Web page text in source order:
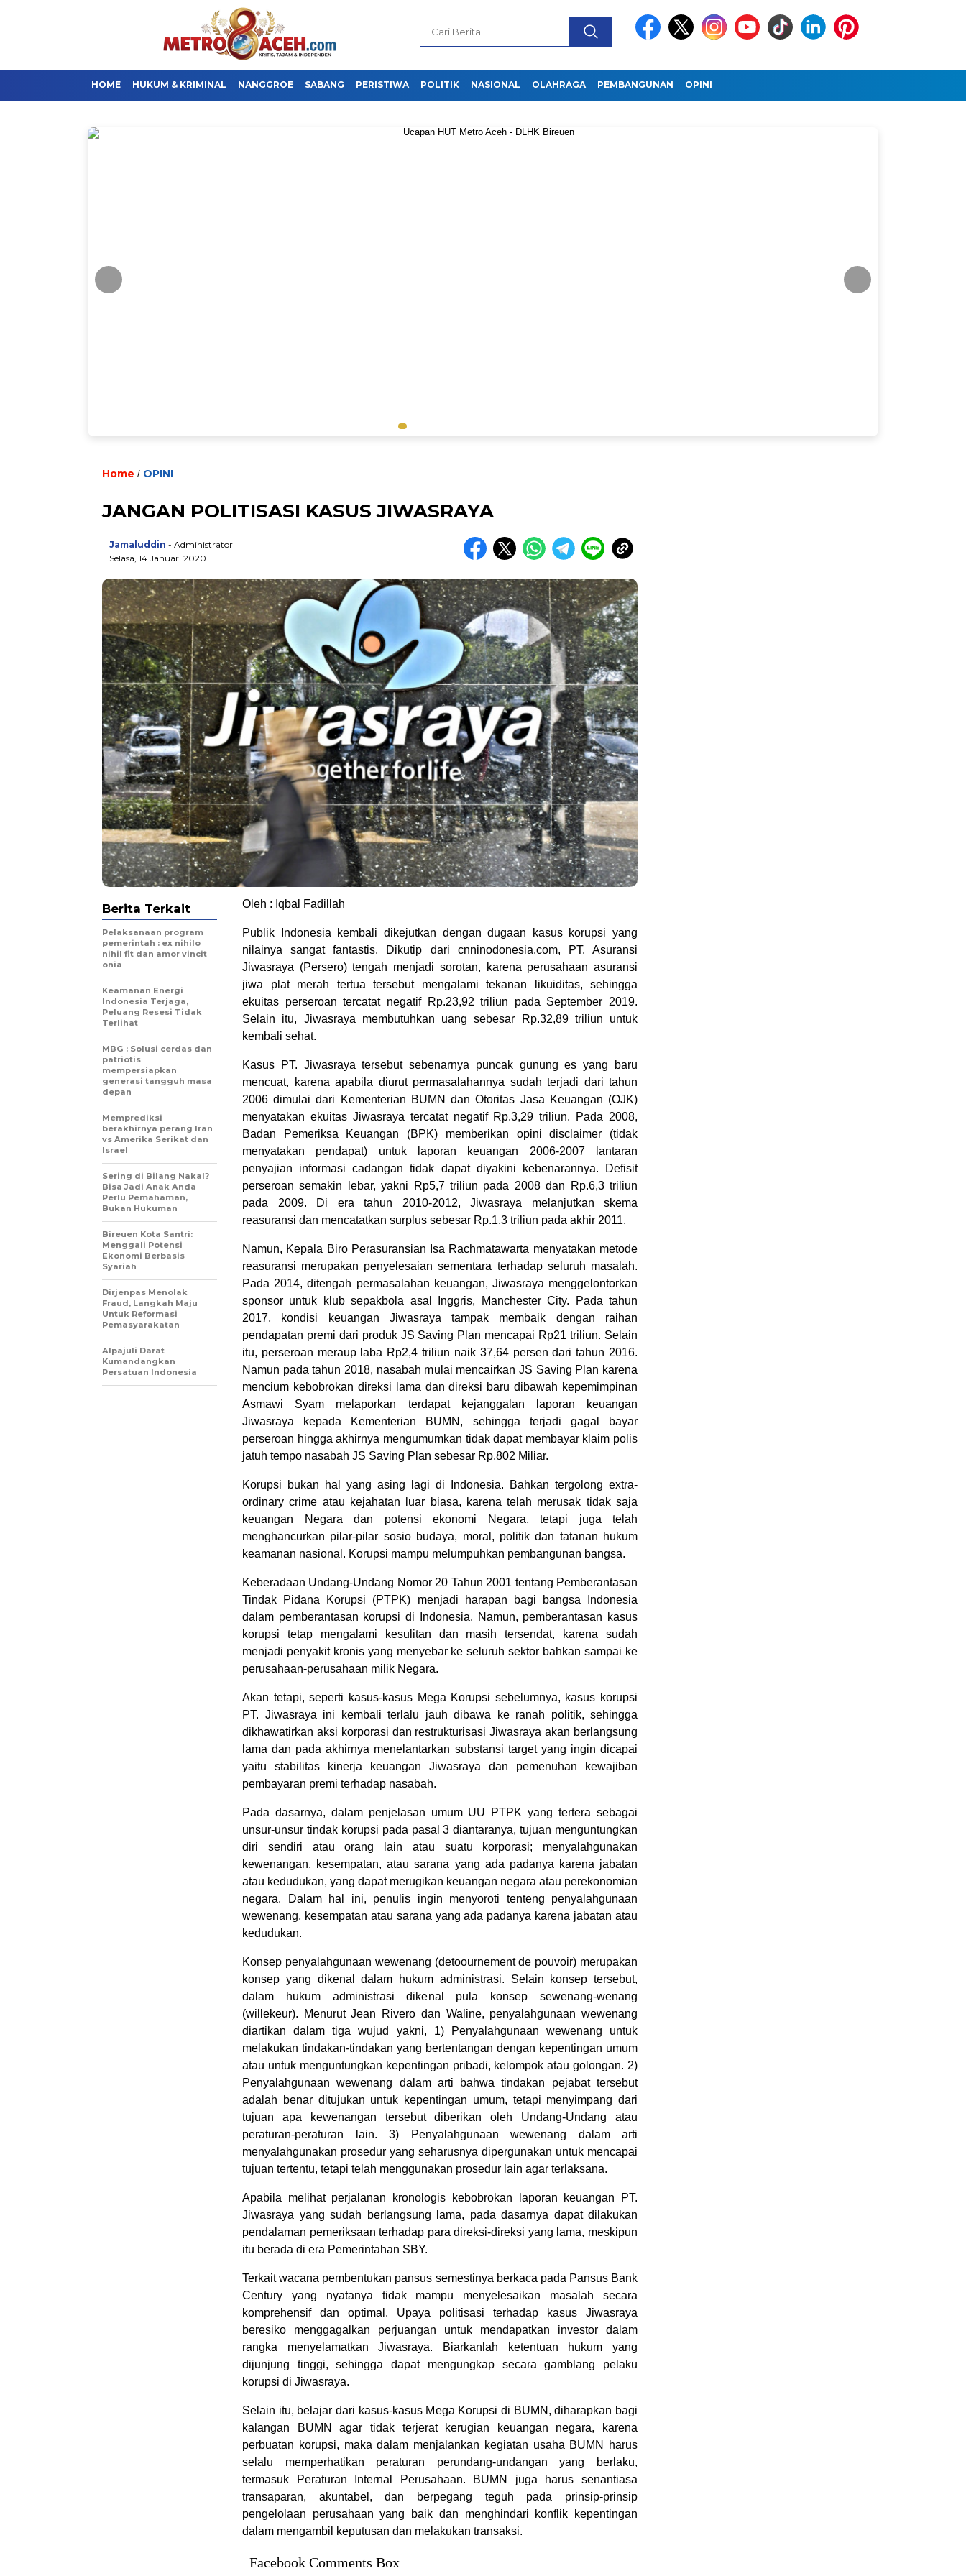
HOME HUKUM & KRIMINAL NANGGROE SABANG PERISTIWA POLITIK NASIONAL OLAHRAGA PEMBANGUNAN OPINI
Home / OPINI
JANGAN POLITISASI KASUS JIWASRAYA
Jamaluddin - Administrator
Selasa, 14 Januari 2020
Oleh : Iqbal Fadillah
Publik Indonesia kembali dikejutkan dengan dugaan kasus korupsi yang
nilainya sangat fantastis. Dikutip dari cnninodonesia.com, PT. Asuransi
Jiwasraya (Persero) tengah menjadi sorotan, karena perusahaan asuransi
jiwa plat merah tertua tersebut mengalami tekanan likuiditas, sehingga
ekuitas perseroan tercatat negatif Rp.23,92 triliun pada September 2019.
Selain itu, Jiwasraya membutuhkan uang sebesar Rp.32,89 triliun untuk
kembali sehat.
Kasus PT. Jiwasraya tersebut sebenarnya puncak gunung es yang baru
mencuat, karena apabila diurut permasalahannya sudah terjadi dari tahun
2006 dimulai dari Kementerian BUMN dan Otoritas Jasa Keuangan (OJK)
menyatakan ekuitas Jiwasraya tercatat negatif Rp.3,29 triliun. Pada 2008,
Badan Pemeriksa Keuangan (BPK) memberikan opini disclaimer (tidak
menyatakan pendapat) untuk laporan keuangan 2006-2007 lantaran
penyajian informasi cadangan tidak dapat diyakini kebenarannya. Defisit
perseroan semakin lebar, yakni Rp5,7 triliun pada 2008 dan Rp.6,3 triliun
pada 2009. Di era tahun 2010-2012, Jiwasraya melanjutkan skema
reasuransi dan mencatatkan surplus sebesar Rp.1,3 triliun pada akhir 2011.
Namun, Kepala Biro Perasuransian Isa Rachmatawarta menyatakan metode
reasuransi merupakan penyelesaian sementara terhadap seluruh masalah.
Pada 2014, ditengah permasalahan keuangan, Jiwasraya menggelontorkan
sponsor untuk klub sepakbola asal Inggris, Manchester City. Pada tahun
2017, kondisi keuangan Jiwasraya tampak membaik dengan raihan
pendapatan premi dari produk JS Saving Plan mencapai Rp21 triliun. Selain
itu, perseroan meraup laba Rp2,4 triliun naik 37,64 persen dari tahun 2016.
Namun pada tahun 2018, nasabah mulai mencairkan JS Saving Plan karena
mencium kebobrokan direksi lama dan direksi baru dibawah kepemimpinan
Asmawi Syam melaporkan terdapat kejanggalan laporan keuangan
Jiwasraya kepada Kementerian BUMN, sehingga terjadi gagal bayar
perseroan hingga akhirnya mengumumkan tidak dapat membayar klaim polis
jatuh tempo nasabah JS Saving Plan sebesar Rp.802 Miliar.
Korupsi bukan hal yang asing lagi di Indonesia. Bahkan tergolong extra-
ordinary crime atau kejahatan luar biasa, karena telah merusak tidak saja
keuangan Negara dan potensi ekonomi Negara, tetapi juga telah
menghancurkan pilar-pilar sosio budaya, moral, politik dan tatanan hukum
keamanan nasional. Korupsi mampu melumpuhkan pembangunan bangsa.
Keberadaan Undang-Undang Nomor 20 Tahun 2001 tentang Pemberantasan
Tindak Pidana Korupsi (PTPK) menjadi harapan bagi bangsa Indonesia
dalam pemberantasan korupsi di Indonesia. Namun, pemberantasan kasus
korupsi tetap mengalami kesulitan dan masih tersendat, karena sudah
menjadi penyakit kronis yang menyebar ke seluruh sektor bahkan sampai ke
perusahaan-perusahaan milik Negara.
Akan tetapi, seperti kasus-kasus Mega Korupsi sebelumnya, kasus korupsi
PT. Jiwasraya ini kembali terlalu jauh dibawa ke ranah politik, sehingga
dikhawatirkan aksi korporasi dan restrukturisasi Jiwasraya akan berlangsung
lama dan pada akhirnya menelantarkan substansi target yang ingin dicapai
yaitu stabilitas kinerja keuangan Jiwasraya dan pemenuhan kewajiban
pembayaran premi terhadap nasabah.
Pada dasarnya, dalam penjelasan umum UU PTPK yang tertera sebagai
unsur-unsur tindak korupsi pada pasal 3 diantaranya, tujuan menguntungkan
diri sendiri atau orang lain atau suatu korporasi; menyalahgunakan
kewenangan, kesempatan, atau sarana yang ada padanya karena jabatan
atau kedudukan, yang dapat merugikan keuangan negara atau perekonomian
negara. Dalam hal ini, penulis ingin menyoroti tenteng penyalahgunaan
wewenang, kesempatan atau sarana yang ada padanya karena jabatan atau
kedudukan.
Konsep penyalahgunaan wewenang (detoournement de pouvoir) merupakan
konsep yang dikenal dalam hukum administrasi. Selain konsep tersebut,
dalam hukum administrasi dikenal pula konsep sewenang-wenang
(willekeur). Menurut Jean Rivero dan Waline, penyalahgunaan wewenang
diartikan dalam tiga wujud yakni, 1) Penyalahgunaan wewenang untuk
melakukan tindakan-tindakan yang bertentangan dengan kepentingan umum
atau untuk menguntungkan kepentingan pribadi, kelompok atau golongan. 2)
Penyalahgunaan wewenang dalam arti bahwa tindakan pejabat tersebut
adalah benar ditujukan untuk kepentingan umum, tetapi menyimpang dari
tujuan apa kewenangan tersebut diberikan oleh Undang-Undang atau
peraturan-peraturan lain. 3) Penyalahgunaan wewenang dalam arti
menyalahgunakan prosedur yang seharusnya dipergunakan untuk mencapai
tujuan tertentu, tetapi telah menggunakan prosedur lain agar terlaksana.
Apabila melihat perjalanan kronologis kebobrokan laporan keuangan PT.
Jiwasraya yang sudah berlangsung lama, pada dasarnya dapat dilakukan
pendalaman pemeriksaan terhadap para direksi-direksi yang lama, meskipun
itu berada di era Pemerintahan SBY.
Terkait wacana pembentukan pansus semestinya berkaca pada Pansus Bank
Century yang nyatanya tidak mampu menyelesaikan masalah secara
komprehensif dan optimal. Upaya politisasi terhadap kasus Jiwasraya
beresiko menggagalkan perjuangan untuk mendapatkan investor dalam
rangka menyelamatkan Jiwasraya. Biarkanlah ketentuan hukum yang
dijunjung tinggi, sehingga dapat mengungkap secara gamblang pelaku
korupsi di Jiwasraya.
Selain itu, belajar dari kasus-kasus Mega Korupsi di BUMN, diharapkan bagi
kalangan BUMN agar tidak terjerat kerugian keuangan negara, karena
perbuatan korupsi, maka dalam menjalankan kegiatan usaha BUMN harus
selalu memperhatikan peraturan perundang-undangan yang berlaku,
termasuk Peraturan Internal Perusahaan. BUMN juga harus senantiasa
transaparan, akuntabel, dan berpegang teguh pada prinsip-prinsip
pengelolaan perusahaan yang baik dan menghindari konflik kepentingan
dalam mengambil keputusan dan melakukan transaksi.
Facebook Comments Box
Berita Terkait
Pelaksanaan program
pemerintah : ex nihilo
nihil fit dan amor vincit
onia
Keamanan Energi
Indonesia Terjaga,
Peluang Resesi Tidak
Terlihat
MBG : Solusi cerdas dan
patriotis
mempersiapkan
generasi tangguh masa
depan
Memprediksi
berakhirnya perang Iran
vs Amerika Serikat dan
Israel
Sering di Bilang Nakal?
Bisa Jadi Anak Anda
Perlu Pemahaman,
Bukan Hukuman
Bireuen Kota Santri:
Menggali Potensi
Ekonomi Berbasis
Syariah
Dirjenpas Menolak
Fraud, Langkah Maju
Untuk Reformasi
Pemasyarakatan
Alpajuli Darat
Kumandangkan
Persatuan Indonesia